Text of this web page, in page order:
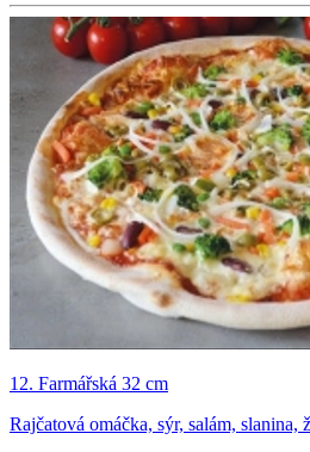
12. Farmářská 32 cm
Rajčatová omáčka, sýr, salám, slanina,